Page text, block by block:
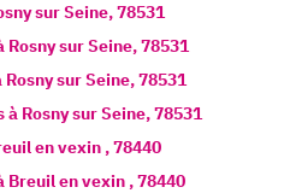
sur Seine,78531
Rosny sur Seine,78531
Rosny sur Seine,78531
à Rosny sur Seine,78531
en vexin ,78440
Breuil en vexin ,78440